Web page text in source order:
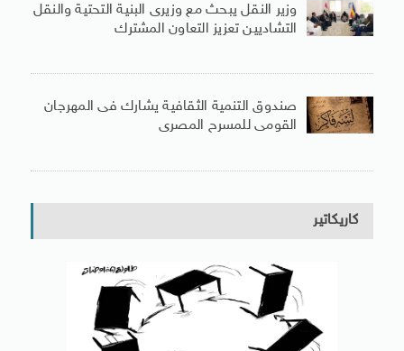
وزير النقل يبحث مع وزيرى البنية التحتية والنقل
التشاديين تعزيز التعاون المشترك
صندوق التنمية الثقافية يشارك فى المهرجان
القومى للمسرح المصرى
كاريكاتير